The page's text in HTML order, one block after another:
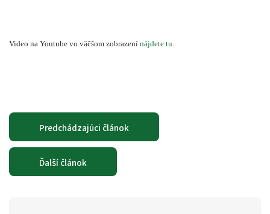
Video na Youtube vo väčšom zobrazení nájdete tu.
Predchádzajúci článok
Ďalší článok